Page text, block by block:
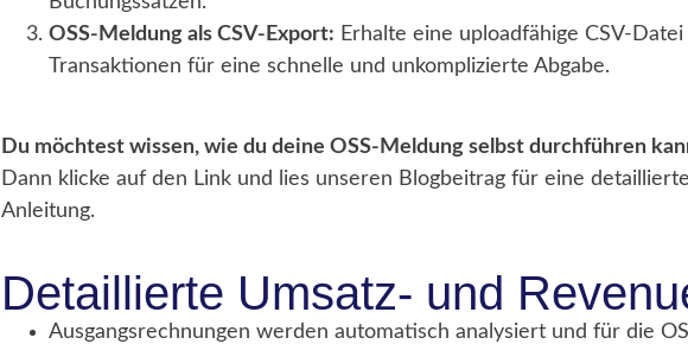
OSS-Meldung als CSV-Export: Erhalte eine uploadfähige CSV-
Transaktionen für eine schnelle und unkomplizierte Abgabe.
Du möchtest wissen, wie du deine OSS-Meldung selbst durchführen
Dann klicke auf den Link und lies unseren Blogbeitrag für eine
Anleitung.
Detaillierte Umsatz- und
Ausgangsrechnungen werden automatisch analysiert und für die